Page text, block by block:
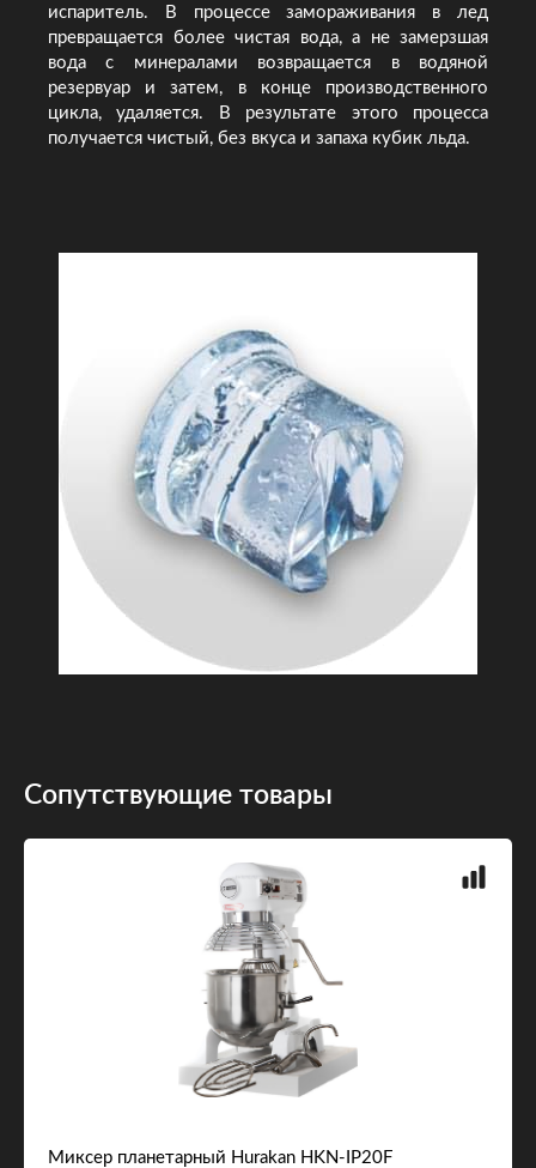
испаритель. В процессе замораживания в лед
превращается более чистая вода, а не замерзшая
вода с минералами возвращается в водяной
резервуар и затем, в конце производственного
цикла, удаляется. В результате этого процесса
получается чистый, без вкуса и запаха кубик льда.
Сопутствующие товары
Миксер планетарный Hurakan HKN-IP20F